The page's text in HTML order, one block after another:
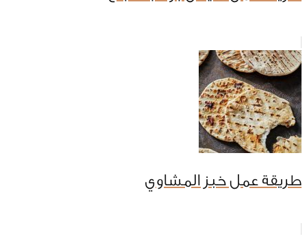
طريقة عمل خبز المشاوي